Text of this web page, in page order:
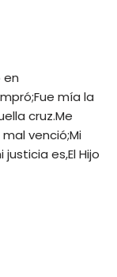
en
mía la
cruz.Me
venció;Mi
es,El Hijo